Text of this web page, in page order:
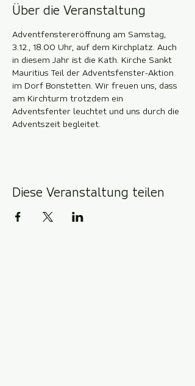
Über die Veranstaltung
Adventfenstereröffnung am Samstag,
3.12., 18.00 Uhr, auf dem Kirchplatz. Auch
in diesem Jahr ist die Kath. Kirche Sankt
Mauritius Teil der Adventsfenster-Aktion
im Dorf Bonstetten. Wir freuen uns, dass
am Kirchturm trotzdem ein
Adventsfenter leuchtet und uns durch die
Adventszeit begleitet.
Diese Veranstaltung teilen